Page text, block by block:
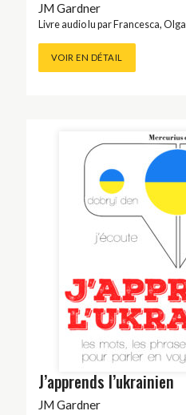
JM Gardner
Livre audio lu par Francesca, Olga
VOIR EN DÉTAIL
J’apprends l’ukrainien
JM Gardner